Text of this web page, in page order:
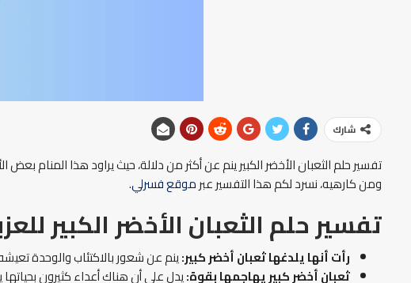
شارك
تفسير حلم الثعبان الأخضر الكبير ينم عن أكثر من دلالة، حيث يراود هذا المنام
ومن كارهيه، نسرد لكم هذا التفسير عبرموقع فسرلي.
تفسير حلم الثعبان الأخضر الكبير
رأت أنها يلدغها ثعبان أخضر كبير:ينم عن شعور بالاكتئاب والوحدة
ثعبان أخضر كبير يهاجمها بقوة:يدل على أن هناك أعداء كثيرون بحياتها